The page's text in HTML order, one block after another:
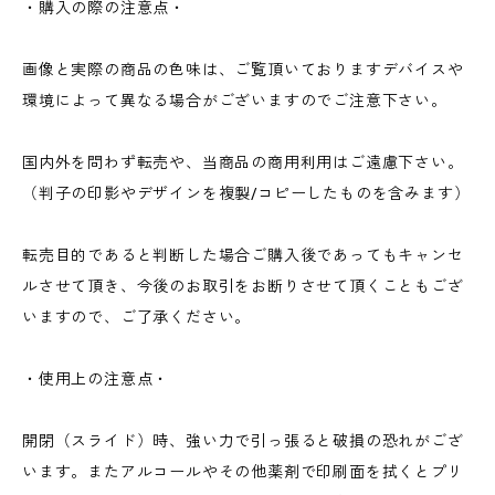
・購入の際の注意点・
画像と実際の商品の色味は、ご覧頂いておりますデバイスや
環境によって異なる場合がございますのでご注意下さい。
国内外を問わず転売や、当商品の商用利用はご遠慮下さい。
（判子の印影やデザインを複製/コピーしたものを含みます）
転売目的であると判断した場合ご購入後であってもキャンセ
ルさせて頂き、今後のお取引をお断りさせて頂くこともござ
いますので、ご了承ください。
・使用上の注意点・
開閉（スライド）時、強い力で引っ張ると破損の恐れがござ
います。またアルコールやその他薬剤で印刷面を拭くとプリ